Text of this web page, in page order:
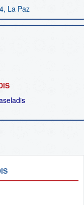
La Paz